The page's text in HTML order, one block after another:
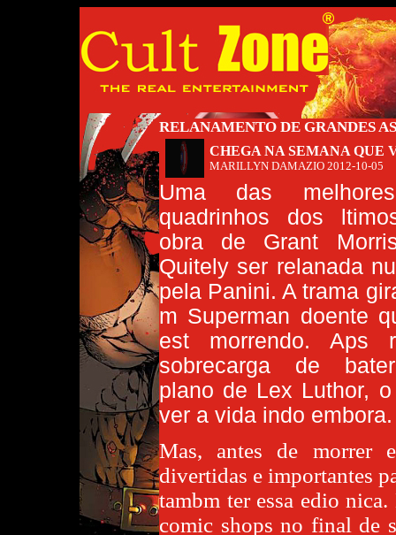
RELANAMENTO DE GRANDES
CHEGA NA SEMANA QUE
MARILLYN DAMAZIO 2012-10-05
Uma das
quadrinhos dos
obra de Grant
Quitely ser relanada
pela Panini. A trama
m Superman doente
est morrendo. Aps
sobrecarga de
plano de Lex Luthor,
ver a vida indo embora.
Mas, antes de morrer
divertidas e importantes
tambm ter essa edio
comic shops no final de